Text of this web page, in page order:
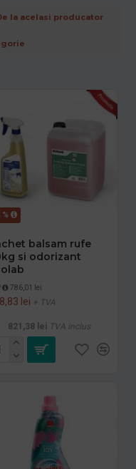
la acelasi producator
%
balsam rufe
si odorizant
786,01 lei
lei + TVA
821,38 lei TVA inclus